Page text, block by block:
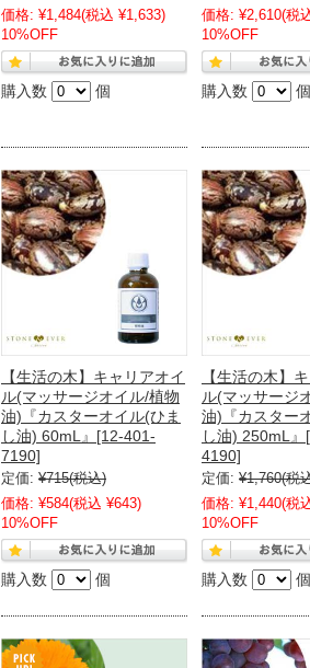
価格: ¥1,484(税込 ¥1,633)
10%OFF
購入数 個
価格: ¥2,610(税
10%OFF
購入数 個
【生活の木】キャリアオイ
ル(マッサージオイル/植物
油)『カスターオイル(ひま
し油) 60mL』[12-401-
7190]
定価: ¥715(税込)
価格: ¥584(税込 ¥643)
10%OFF
購入数 個
【生活の木】
ル(マッサージ
油)『カスター
し油) 250mL
4190]
定価: ¥1,760(税
価格: ¥1,440(税
10%OFF
購入数 個